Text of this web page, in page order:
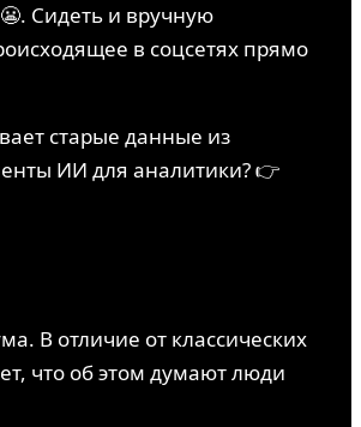
Сидеть и вручную
в соцсетях прямо
старые данные из
ИИ для аналитики? 👉
В отличие от классических
что об этом думают люди